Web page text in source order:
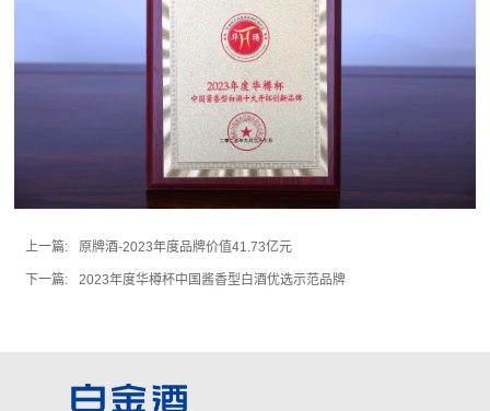
上一篇: 原牌酒-2023年度品牌价值41.73亿元
下一篇: 2023年度华樽杯中国酱香型白酒优选示范品牌